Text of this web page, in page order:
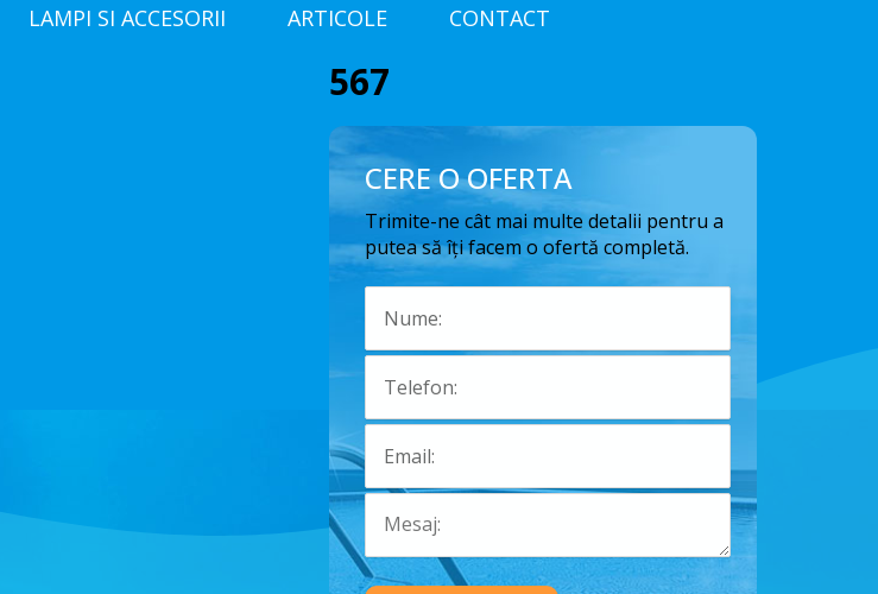
LAMPI SI ACCESORII ARTICOLE CONTACT
567
CERE O OFERTA
Trimite-ne cât mai multe detalii pentru a
putea să îți facem o ofertă completă.